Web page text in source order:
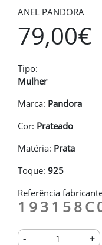
ANEL PANDORA
79,00€
Tipo:
Mulher
Marca: Pandora
Cor: Prateado
Matéria: Prata
Toque: 925
Referência
- +